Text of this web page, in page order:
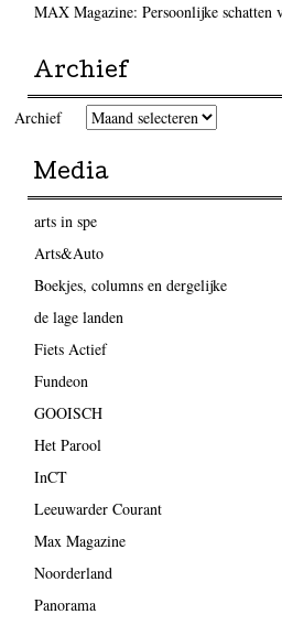
MAX Magazine: Persoonlijke schatten
Archief
Archief
Media
arts in spe
Arts&Auto
Boekjes, columns en dergelijke
de lage landen
Fiets Actief
Fundeon
GOOISCH
Het Parool
InCT
Leeuwarder Courant
Max Magazine
Noorderland
Panorama